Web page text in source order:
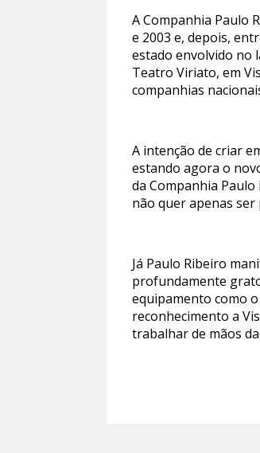
A Companhia Paulo
e 2003 e, depois,
estado envolvido no
Teatro Viriato, em
companhias
A intenção de criar
estando agora o
da Companhia
não quer apenas ser
Já Paulo Ribeiro
profundamente
equipamento como
reconhecimento a
trabalhar de mãos